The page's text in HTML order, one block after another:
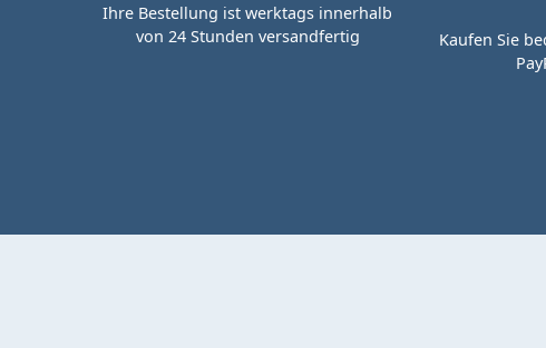
Ihre Bestellung ist werktags innerhalb
von 24 Stunden versandfertig
Kaufen Sie